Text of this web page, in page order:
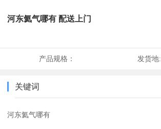
河东氦气哪有 配送上门
产品规格： 发货地:
关键词
河东氦气哪有